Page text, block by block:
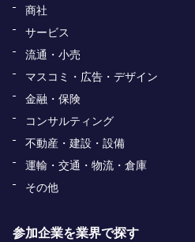
商社
サービス
流通・小売
マスコミ・広告・デザイン
金融・保険
コンサルティング
不動産・建設・設備
運輸・交通・物流・倉庫
その他
参加企業を業界で探す